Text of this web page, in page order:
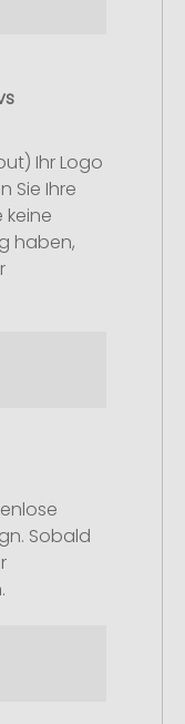
Ihr Logo
Sie Ihre
keine
haben,
Sobald